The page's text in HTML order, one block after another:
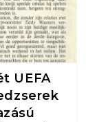
UEFA